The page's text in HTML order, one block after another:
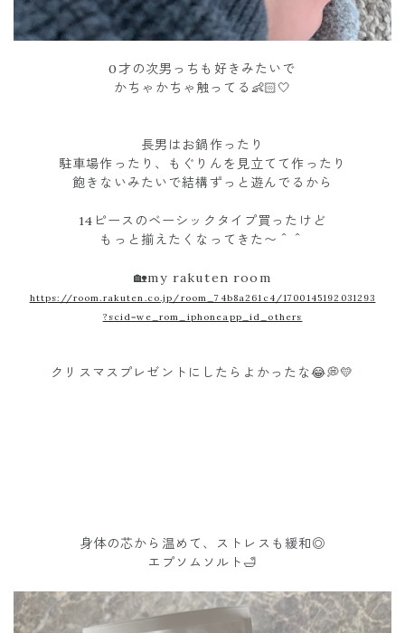
0才の次男っちも好きみたいで
かちゃかちゃ触ってる👶🏻🤍
長男はお鍋作ったり
駐車場作ったり、もぐりんを見立てて作ったり
飽きないみたいで結構ずっと遊んでるから
14ピースのベーシックタイプ買ったけど
もっと揃えたくなってきた〜＾＾
🏡my rakuten room
https://room.rakuten.co.jp/room_74b8a261c4/1700145192031293
?scid=we_rom_iphoneapp_id_others
クリスマスプレゼントにしたらよかったな😂💭💛
身体の芯から温めて、ストレスも緩和◎
エプソムソルト🛁